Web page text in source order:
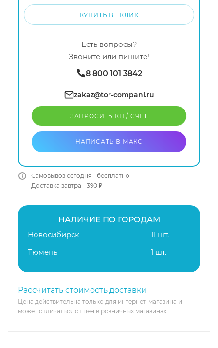
КУПИТЬ В 1 КЛИК
Есть вопросы?
Звоните или пишите!
8 800 101 3842
zakaz@tor-compani.ru
ЗАПРОСИТЬ КП / CЧЕТ
НАПИСАТЬ В МАКС
Самовывоз сегодня - бесплатно
Доставка завтра - 390 ₽
НАЛИЧИЕ ПО ГОРОДАМ
Новосибирск
11 шт.
Тюмень
1 шт.
Рассчитать стоимость доставки
Цена действительна только для интернет-магазина и
может отличаться от цен в розничных магазинах